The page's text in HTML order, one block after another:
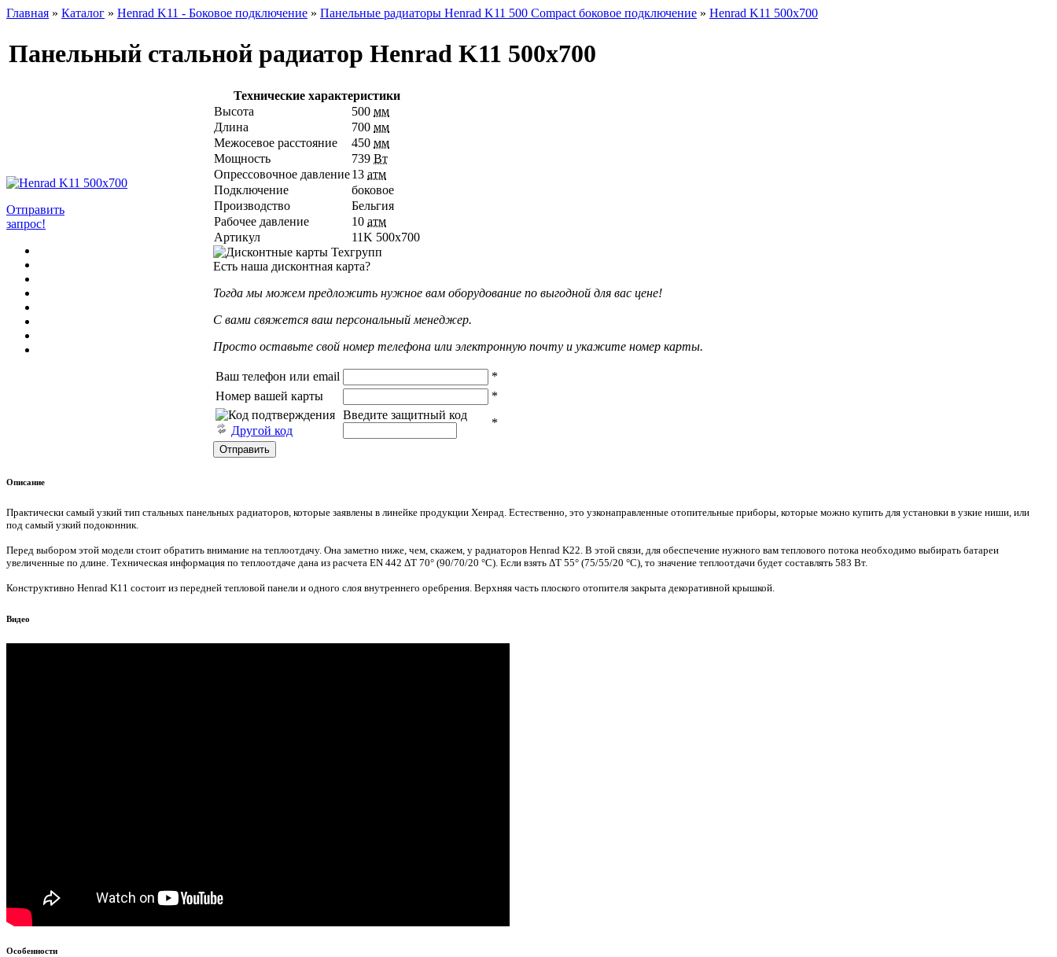
Главная » Каталог » Henrad K11 - Боковое подключение » Панельные радиаторы Henrad K11 500 Compact боковое подключение » Henrad K11 500х700
Панельный стальной радиатор Henrad K11 500х700
Отправить
запрос!
Технические характеристики
Высота
500 мм
Длина
700 мм
Межосевое расстояние
450 мм
Мощность
739 Вт
Опрессовочное давление13 атм
Подключение
боковое
Производство
Бельгия
Рабочее давление
10 атм
Артикул
11K 500х700
Есть наша дисконтная карта?
Тогда мы можем предложить нужное вам оборудование по выгодной для вас цене!
С вами свяжется ваш персональный менеджер.
Просто оставьте свой номер телефона или электронную почту и укажите номер карты.
Ваш телефон или email
*
Номер вашей карты
*
Другой код
Введите защитный код
*
Описание
Практически самый узкий тип стальных панельных радиаторов, которые заявлены в линейке продукции Хенрад. Естественно, это узконаправленные отопительные приборы, которые можно купить для установки в узкие ниши, или
под самый узкий подоконник.
Перед выбором этой модели стоит обратить внимание на теплоотдачу. Она заметно ниже, чем, скажем, у радиаторов Henrad K22. В этой связи, для обеспечение нужного вам теплового потока необходимо выбирать батареи
увеличенные по длине. Техническая информация по теплоотдаче дана из расчета EN 442 ΔT 70° (90/70/20 °C). Если взять ΔT 55° (75/55/20 °C), то значение теплоотдачи будет составлять 583 Вт.
Конструктивно Henrad K11 состоит из передней тепловой панели и одного слоя внутреннего оребрения. Верхняя часть плоского отопителя закрыта декоративной крышкой.
Видео
Особенности